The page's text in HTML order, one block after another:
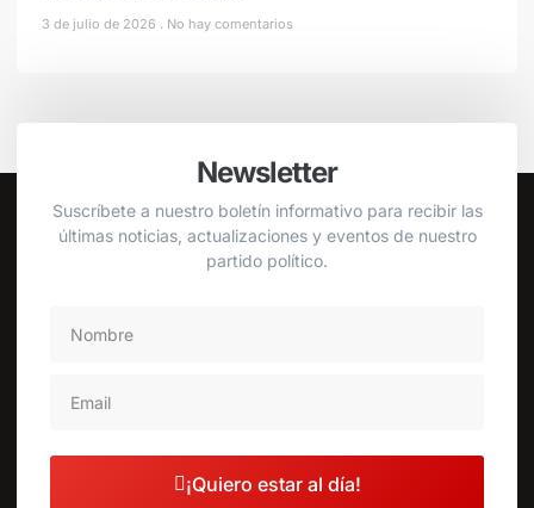
3 de julio de 2026 No hay comentarios
Newsletter
Suscríbete a nuestro boletín informativo para recibir las
últimas noticias, actualizaciones y eventos de nuestro
partido político.
¡Quiero estar al día!